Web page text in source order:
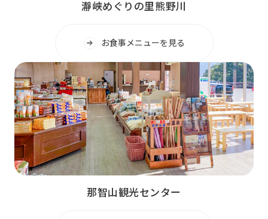
瀞峡めぐりの里熊野川
お食事メニューを見る
那智山観光センター